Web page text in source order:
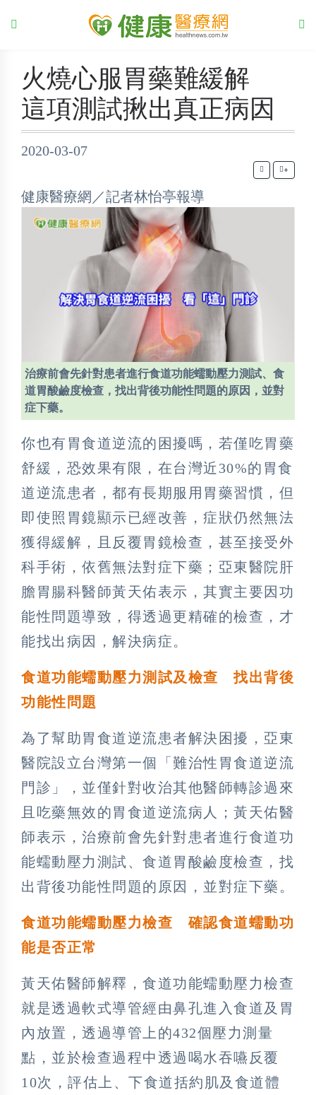
火燒心服胃藥難緩解
這項測試揪出真正病因
2020-03-07
+
健康醫療網／記者林怡亭報導
治療前會先針對患者進行食道功能蠕動壓力測試、食
道胃酸鹼度檢查，找出背後功能性問題的原因，並對
症下藥。
你也有胃食道逆流的困擾嗎，若僅吃胃藥
舒緩，恐效果有限，在台灣近30%的胃食
道逆流患者，都有長期服用胃藥習慣，但
即使照胃鏡顯示已經改善，症狀仍然無法
獲得緩解，且反覆胃鏡檢查，甚至接受外
科手術，依舊無法對症下藥；亞東醫院肝
膽胃腸科醫師黃天佑表示，其實主要因功
能性問題導致，得透過更精確的檢查，才
能找出病因，解決病症。
食道功能蠕動壓力測試及檢查 找出背後
功能性問題
為了幫助胃食道逆流患者解決困擾，亞東
醫院設立台灣第一個「難治性胃食道逆流
門診」，並僅針對收治其他醫師轉診過來
且吃藥無效的胃食道逆流病人；黃天佑醫
師表示，治療前會先針對患者進行食道功
能蠕動壓力測試、食道胃酸鹼度檢查，找
出背後功能性問題的原因，並對症下藥。
食道功能蠕動壓力檢查 確認食道蠕動功
能是否正常
黃天佑醫師解釋，食道功能蠕動壓力檢查
就是透過軟式導管經由鼻孔進入食道及胃
內放置，透過導管上的432個壓力測量
點，並於檢查過程中透過喝水吞嚥反覆
10次，評估上、下食道括約肌及食道體